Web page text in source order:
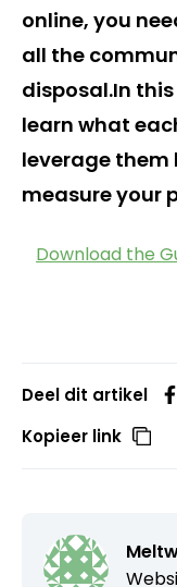
online, you
all the
disposal.In
learn what
leverage them
measure your
Download the
Deel dit artikel
Kopieer link